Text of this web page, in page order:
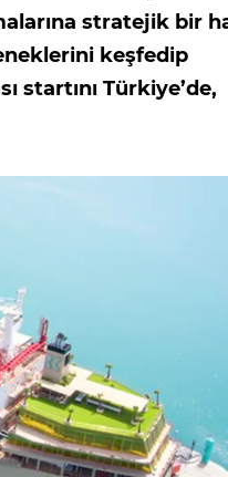
stratejik bir
keşfedip
Türkiye’de,